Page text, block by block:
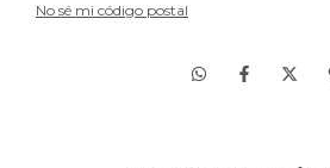
No sé mi código postal